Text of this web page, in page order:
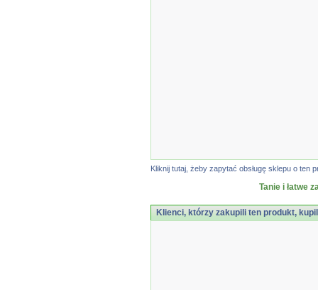
Kliknij tutaj, żeby zapytać obsługę sklepu o
Tanie i łatwe
Klienci, którzy zakupili ten produkt,